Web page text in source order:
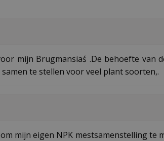
mijn Brugmansiaś .De behoefte
te stellen voor veel plant soorten,.
mijn eigen NPK mestsamenstelling